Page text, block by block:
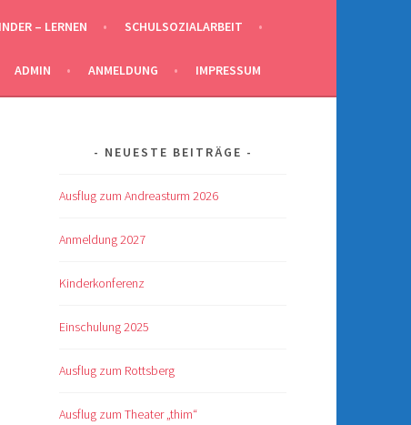
– LERNEN SCHULSOZIALARBEIT
ADMIN ANMELDUNG IMPRESSUM
NEUESTE BEITRÄGE
Ausflug zum Andreasturm 2026
Anmeldung 2027
Kinderkonferenz
Einschulung 2025
Ausflug zum Rottsberg
Ausflug zum Theater „thim“